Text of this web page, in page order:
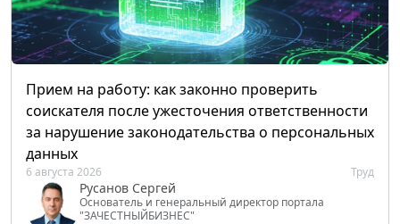
Прием на работу: как законно проверить
соискателя после ужесточения ответственности
за нарушение законодательства о персональных
данных
6 августа 2026 Труд
Русанов Сергей
Основатель и генеральный директор портала
"ЗАЧЕСТНЫЙБИЗНЕС"